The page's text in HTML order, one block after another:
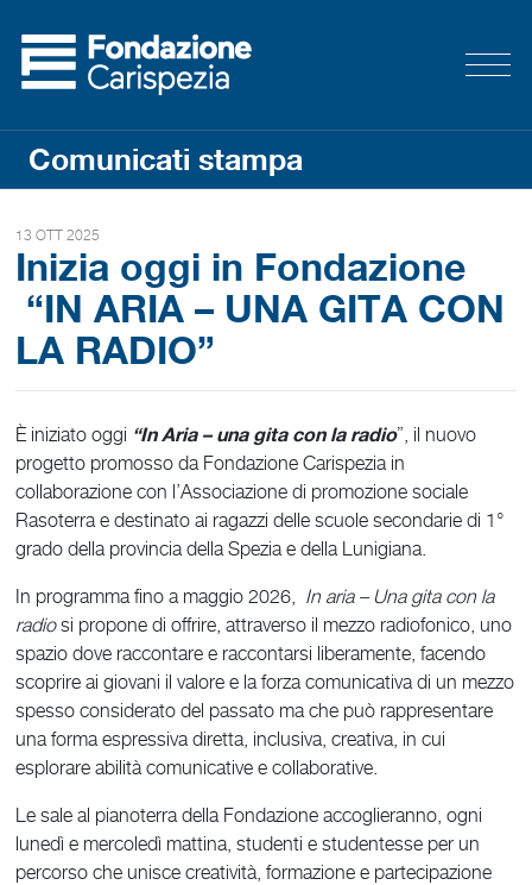
Comunicati stampa
13 OTT 2025
Inizia oggi in Fondazione
“IN ARIA – UNA GITA CON
LA RADIO”
È iniziato oggi “In Aria – una gita con la radio”, il nuovo
progetto promosso da Fondazione Carispezia in
collaborazione con l’Associazione di promozione sociale
Rasoterra e destinato ai ragazzi delle scuole secondarie di 1°
grado della provincia della Spezia e della Lunigiana.
In programma fino a maggio 2026, In aria – Una gita con la
radiosi propone di offrire, attraverso il mezzo radiofonico, uno
spazio dove raccontare e raccontarsi liberamente, facendo
scoprire ai giovani il valore e la forza comunicativa di un mezzo
spesso considerato del passato ma che può rappresentare
una forma espressiva diretta, inclusiva, creativa, in cui
esplorare abilità comunicative e collaborative.
Le sale al pianoterra della Fondazione accoglieranno, ogni
lunedì e mercoledì mattina, studenti e studentesse per un
percorso che unisce creatività, formazione e partecipazione